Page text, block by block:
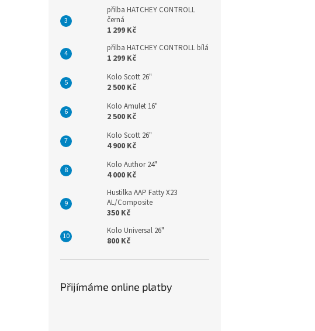
přilba HATCHEY CONTROLL
černá
1 299 Kč
přilba HATCHEY CONTROLL bílá
1 299 Kč
Kolo Scott 26"
2 500 Kč
Kolo Amulet 16"
2 500 Kč
Kolo Scott 26"
4 900 Kč
Kolo Author 24"
4 000 Kč
Hustilka AAP Fatty X23
AL/Composite
350 Kč
Kolo Universal 26"
800 Kč
Přijímáme online platby